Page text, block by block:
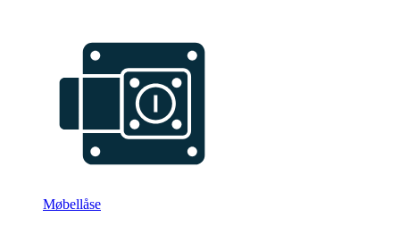
Møbellåse